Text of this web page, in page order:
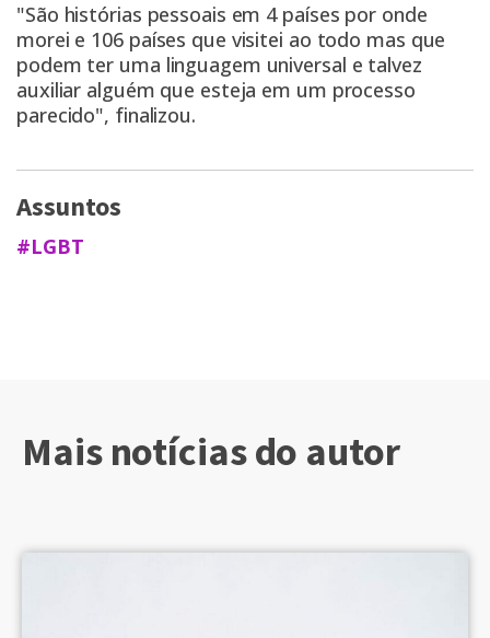
"São histórias pessoais em 4 países por onde
morei e 106 países que visitei ao todo mas que
podem ter uma linguagem universal e talvez
auxiliar alguém que esteja em um processo
parecido", finalizou.
Assuntos
#LGBT
Mais notícias do autor